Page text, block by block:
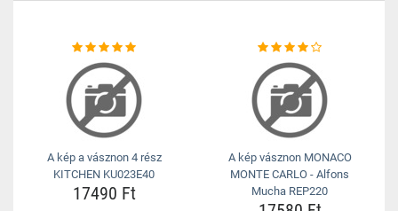
A kép a vásznon 4 rész
KITCHEN KU023E40
17490 Ft
A kép vásznon MONACO
MONTE CARLO - Alfons
Mucha REP220